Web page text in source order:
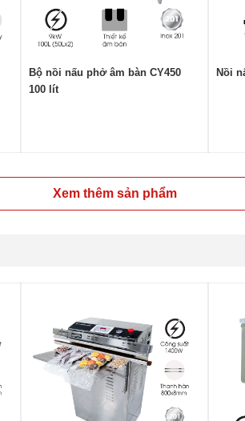
Bộ nồi nấu phở âm bàn CY450
100 lít
Nồi
Xem thêm sản phẩm